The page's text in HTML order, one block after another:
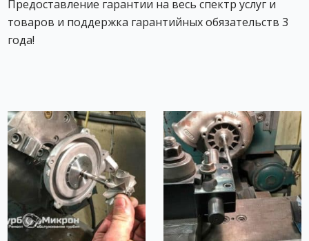
Предоставление гарантии на весь спектр услуг и
товаров и поддержка гарантийных обязательств 3
года!